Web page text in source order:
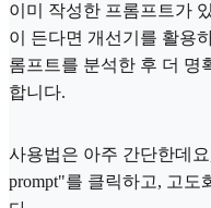
이미 작성한 프롬프트가
이 든다면 개선기를 활용
롬프트를 분석한 후 더 명
합니다.
사용법은 아주 간단한데
prompt"를 클릭하고, 고도